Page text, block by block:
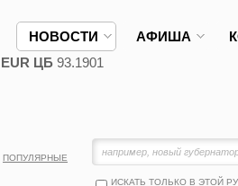
НОВОСТИ АФИША
EUR ЦБ 93.1901
ИСКАТЬ ТОЛЬКО В ЭТОЙ
ПОПУЛЯРНЫЕ